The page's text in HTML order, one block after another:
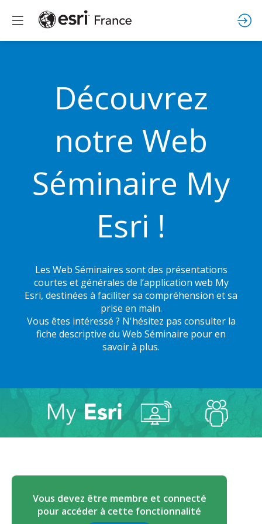
Découvrez
notre Web
Séminaire My
Esri !
Les Web Séminaires sont des présentations
courtes et générales de l’application web My
Esri, destinées à faciliter sa compréhension et sa
prise en main.
Vous êtes intéressé ? N'hésitez pas consulter la
fiche descriptive du Web Séminaire pour en
Vous devez être membre et connecté
pour accéder à cette fonctionnalité